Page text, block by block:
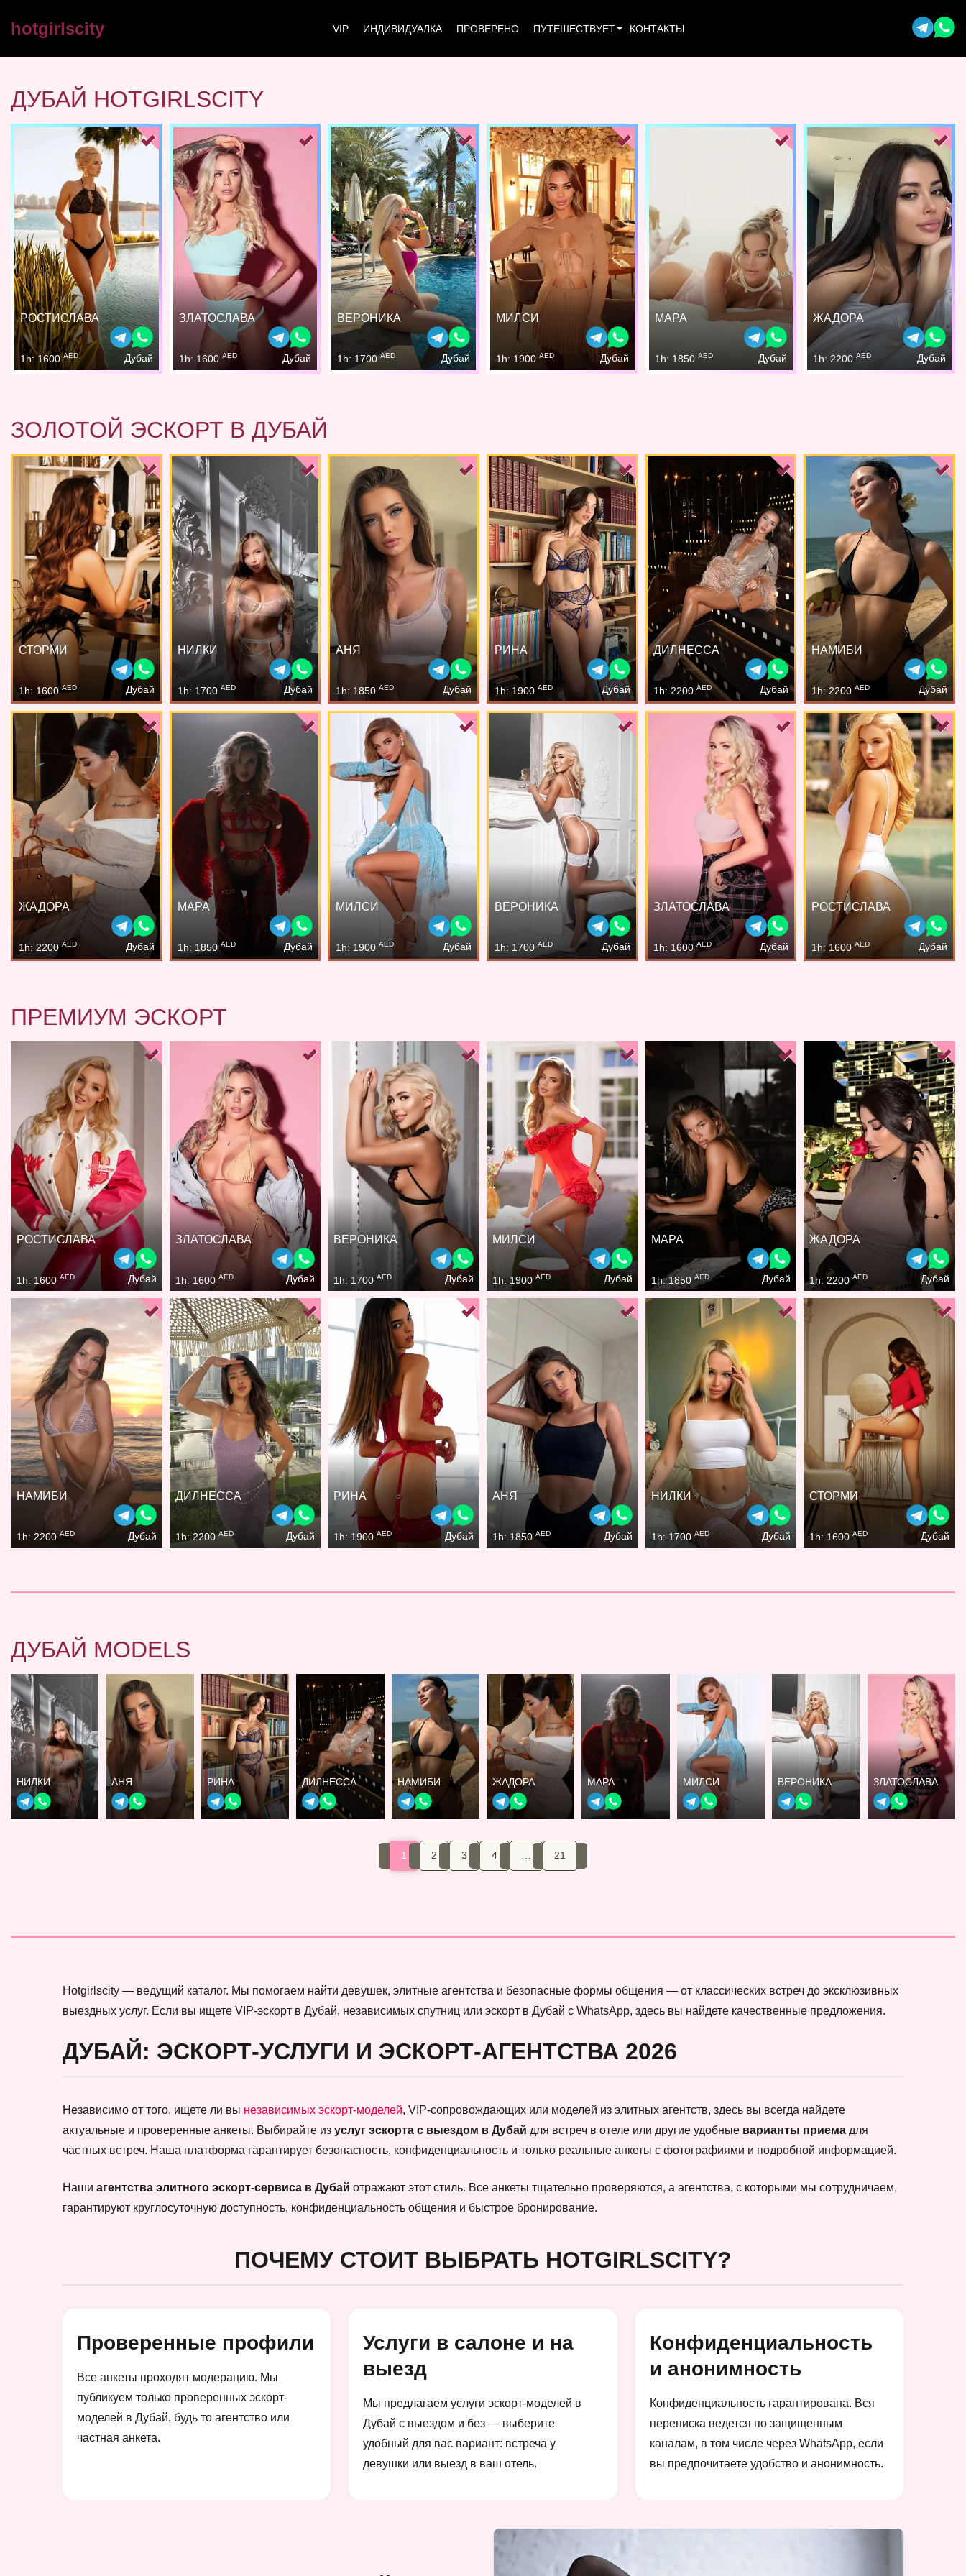
hotgirlscity VIP ИНДИВИДУАЛКА ПРОВЕРЕНО ПУТЕШЕСТВУЕТ КОНТАКТЫ
ДУБАЙ HOTGIRLSCITY
РОСТИСЛАВА
1h: 1600AED Дубай
ЗЛАТОСЛАВА
1h: 1600 AED Дубай
ВЕРОНИКА
1h: 1700AED Дубай
МИЛСИ
1h: 1900 AED Дубай
МАРА
1h: 1850 AED Дубай
ЖАДОРА
1h: 2200AED Дубай
ЗОЛОТОЙ ЭСКОРТ В ДУБАЙ
СТОРМИ
1h: 1600AED Дубай
НИЛКИ
1h: 1700 AED Дубай
АНЯ
1h: 1850AED Дубай
РИНА
1h: 1900 AED Дубай
ДИЛНЕССА
1h: 2200 AED Дубай
НАМИБИ
1h: 2200AED Дубай
ЖАДОРА
1h: 2200AED Дубай
МАРА
1h: 1850AED Дубай
МИЛСИ
1h: 1900AED Дубай
ВЕРОНИКА
1h: 1700 AED Дубай
ЗЛАТОСЛАВА
1h: 1600AED Дубай
РОСТИСЛАВА
1h: 1600AED Дубай
ПРЕМИУМ ЭСКОРТ
РОСТИСЛАВА
1h: 1600 AED Дубай
ЗЛАТОСЛАВА
1h: 1600 AED Дубай
ВЕРОНИКА
1h: 1700AED Дубай
МИЛСИ
1h: 1900AED Дубай
МАРА
1h: 1850 AED Дубай
ЖАДОРА
1h: 2200AED Дубай
НАМИБИ
1h: 2200 AED Дубай
ДИЛНЕССА
1h: 2200AED Дубай
РИНА
1h: 1900AED Дубай
АНЯ
1h: 1850AED Дубай
НИЛКИ
1h: 1700 AED Дубай
СТОРМИ
1h: 1600AED Дубай
ДУБАЙ MODELS
НИЛКИ АНЯ РИНА ДИЛНЕССА НАМИБИ ЖАДОРА МАРА МИЛСИ ВЕРОНИКА ЗЛАТОСЛАВА
1 2 3 4 21
Hotgirlscity — ведущий каталог. Мы помогаем найти девушек, элитные агентства и безопасные формы общения — от классических встреч до эксклюзивных
выездных услуг. Если вы ищете VIP-эскорт в Дубай, независимых спутниц или эскорт в Дубай с WhatsApp, здесь вы найдете качественные предложения.
ДУБАЙ: ЭСКОРТ-УСЛУГИ И ЭСКОРТ-АГЕНТСТВА 2026
Независимо от того, ищете ли вы независимых эскорт-моделей, VIP-сопровождающих или моделей из элитных агентств, здесь вы всегда найдете
актуальные и проверенные анкеты. Выбирайте из услуг эскорта с выездом в Дубай для встреч в отеле или другие удобные варианты приема для
частных встреч. Наша платформа гарантирует безопасность, конфиденциальность и только реальные анкеты с фотографиями и подробной информацией.
Наши агентства элитного эскорт-сервиса в Дубай отражают этот стиль. Все анкеты тщательно проверяются, а агентства, с которыми мы сотрудничаем,
гарантируют круглосуточную доступность, конфиденциальность общения и быстрое бронирование.
ПОЧЕМУ СТОИТ ВЫБРАТЬ HOTGIRLSCITY?
Проверенные профили
Все анкеты проходят модерацию. Мы
публикуем только проверенных эскорт-
моделей в Дубай, будь то агентство или
частная анкета.
Услуги в салоне и на
выезд
Мы предлагаем услуги эскорт-моделей в
Дубай с выездом и без — выберите
удобный для вас вариант: встреча у
девушки или выезд в ваш отель.
Конфиденциальность
и анонимность
Конфиденциальность гарантирована. Вся
переписка ведется по защищенным
каналам, в том числе через WhatsApp, если
вы предпочитаете удобство и анонимность.